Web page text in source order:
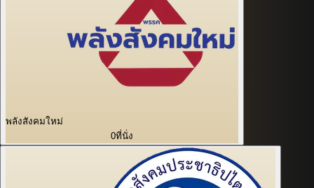
พลังสังคมใหม่
0ที่นั่ง